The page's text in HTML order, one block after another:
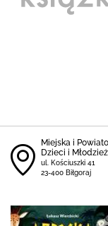
Miejska i
Dzieci i
ul. Kościuszki 41
23-400 Biłgoraj